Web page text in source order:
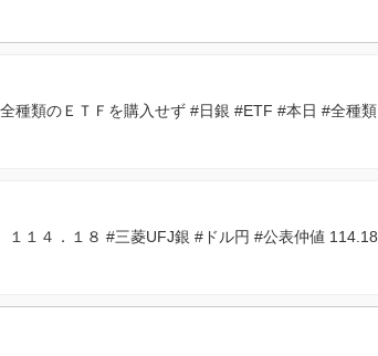
種類のＥＴＦを購入せず #日銀 #ETF #本日 #全種類
１４．１８ #三菱UFJ銀 #ドル円 #公表仲値 114.18